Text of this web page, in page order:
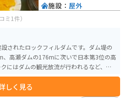
ミ1件）
されたロックフィルダムです。ダム堤の
高瀬ダムの176mに次いで日本第3位の高
にはダムの観光放流が行われるなど、観光
ます。
しく見る
施設： 屋外